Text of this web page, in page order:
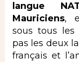
langue
Mauriciens,
sous tous
pas les deux
français et